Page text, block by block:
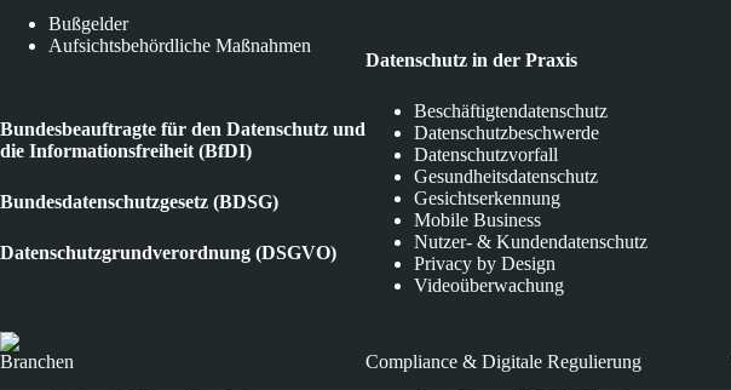
Bußgelder
Aufsichtsbehördliche Maßnahmen
Bundesbeauftragte für den Datenschutz und
die Informationsfreiheit (BfDI)
Bundesdatenschutzgesetz (BDSG)
Datenschutzgrundverordnung (DSGVO)
Datenschutz in der Praxis
Beschäftigtendatenschutz
Datenschutzbeschwerde
Datenschutzvorfall
Gesundheitsdatenschutz
Gesichtserkennung
Mobile Business
Nutzer- & Kundendatenschutz
Privacy by Design
Videoüberwachung
Branchen
Compliance & Digitale Regulierung